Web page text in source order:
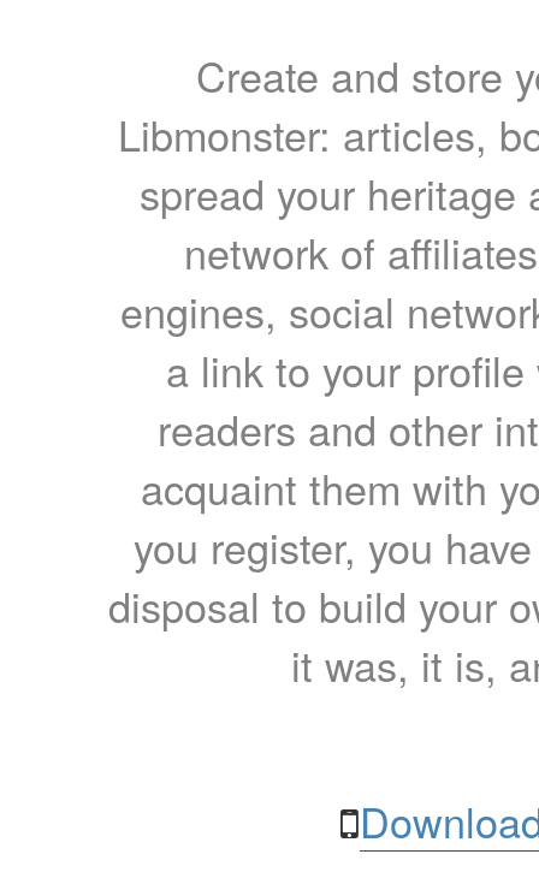
Create and store
Libmonster: articles,
spread your heritage
network of
engines, social
a link to your
readers and other
acquaint them with
you register, you
disposal to build your
it was, it is,